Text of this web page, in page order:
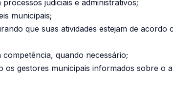
judiciais e administrativos;
municipais;
que suas atividades estejam de acordo
quando necessário;
os gestores municipais informados sobre o